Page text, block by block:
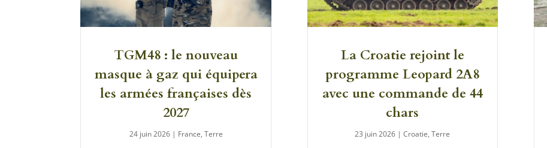
TGM48 : le nouveau
masque à gaz qui équipera
les armées françaises dès
2027
24 juin 2026| France, Terre
La Croatie rejoint le
programme Leopard 2A8
avec une commande de 44
chars
23 juin 2026 |Croatie,Terre